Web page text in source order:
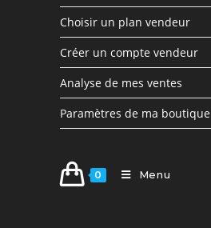
Choisir un plan vendeur
Créer un compte vendeur
Analyse de mes ventes
Paramètres de ma boutique
0 Menu